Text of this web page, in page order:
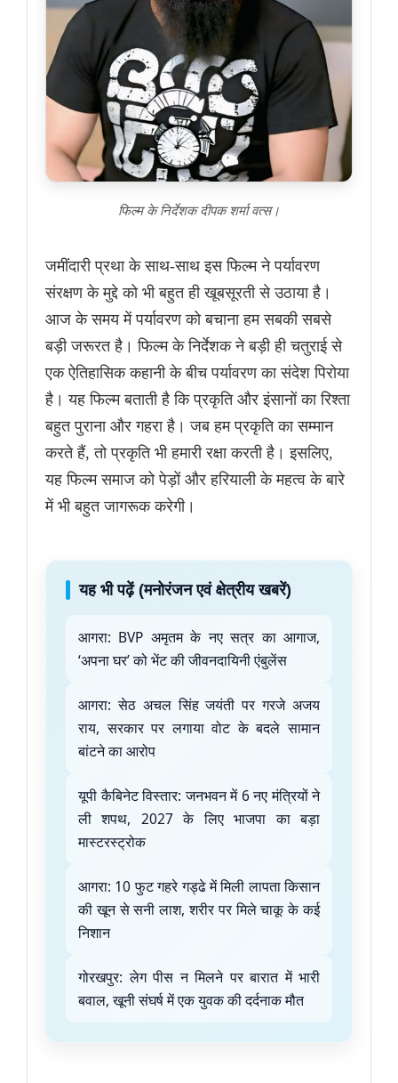
फिल्म के निर्देशक दीपक शर्मा वत्स।
जमींदारी प्रथा के साथ-साथ इस फिल्म ने पर्यावरण
संरक्षण के मुद्दे को भी बहुत ही खूबसूरती से उठाया है।
आज के समय में पर्यावरण को बचाना हम सबकी सबसे
बड़ी जरूरत है। फिल्म के निर्देशक ने बड़ी ही चतुराई से
एक ऐतिहासिक कहानी के बीच पर्यावरण का संदेश पिरोया
है। यह फिल्म बताती है कि प्रकृति और इंसानों का रिश्ता
बहुत पुराना और गहरा है। जब हम प्रकृति का सम्मान
करते हैं, तो प्रकृति भी हमारी रक्षा करती है। इसलिए,
यह फिल्म समाज को पेड़ों और हरियाली के महत्व के बारे
में भी बहुत जागरूक करेगी।
यह भी पढ़ें (मनोरंजन एवं क्षेत्रीय खबरें)
आगरा: BVP अमृतम के नए सत्र का आगाज,
‘अपना घर’ को भेंट की जीवनदायिनी एंबुलेंस
आगरा: सेठ अचल सिंह जयंती पर गरजे अजय
राय, सरकार पर लगाया वोट के बदले सामान
बांटने का आरोप
यूपी कैबिनेट विस्तार: जनभवन में 6 नए मंत्रियों ने
ली शपथ, 2027 के लिए भाजपा का बड़ा
मास्टरस्ट्रोक
आगरा: 10 फुट गहरे गड्ढे में मिली लापता किसान
की खून से सनी लाश, शरीर पर मिले चाकू के कई
निशान
गोरखपुर: लेग पीस न मिलने पर बारात में भारी
बवाल, खूनी संघर्ष में एक युवक की दर्दनाक मौत